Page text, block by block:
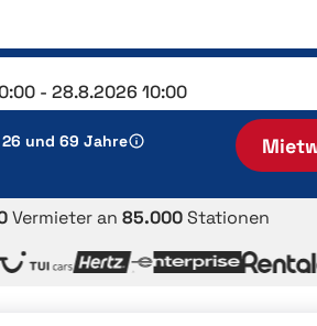
und 69 Jahre
Vermieter an 85.000Stationen